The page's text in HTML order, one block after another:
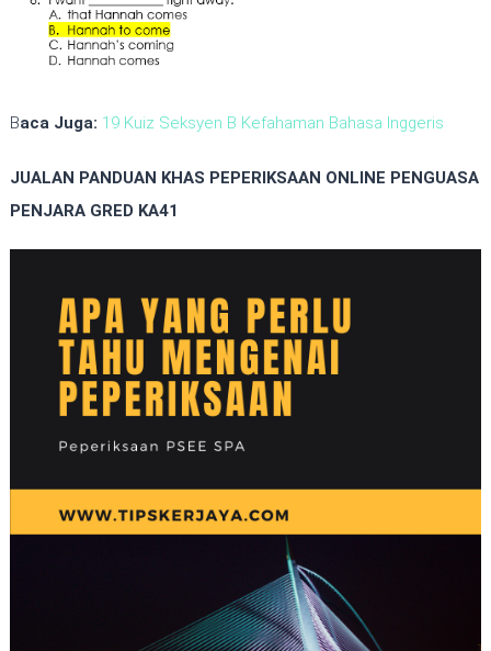
Baca Juga: 19 Kuiz Seksyen B Kefahaman Bahasa Inggeris
JUALAN PANDUAN KHAS PEPERIKSAAN ONLINE PENGUASA
PENJARA GRED KA41